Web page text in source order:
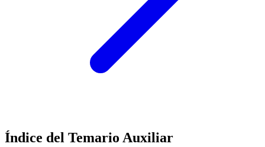
Índice del Temario Auxiliar